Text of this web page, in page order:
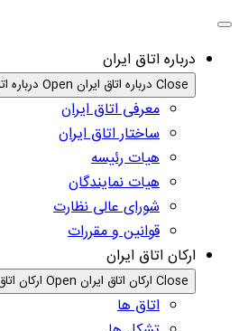
درباره اتاق ایران
Close درباره اتاق ایران Open درباره اتاق ایران
معرفی اتاق ایران
ساختار اتاق ایران
هیات رئیسه
هیات نمایندگان
شورای عالی نظارت
قوانین و مقررات
ارکان اتاق ایران
Close ارکان اتاق ایران Open ارکان اتاق ایران
اتاق ها